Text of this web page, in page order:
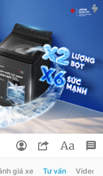
giá xe Tư vấn Video